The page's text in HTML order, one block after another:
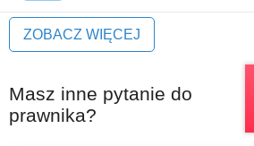
ZOBACZ WIĘCEJ
Masz inne pytanie do
prawnika?